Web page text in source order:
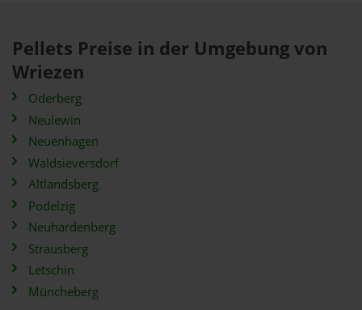
Pellets Preise in der Umgebung von
Wriezen
Oderberg
Neulewin
Neuenhagen
Waldsieversdorf
Altlandsberg
Podelzig
Neuhardenberg
Strausberg
Letschin
Müncheberg